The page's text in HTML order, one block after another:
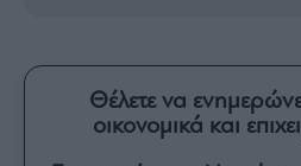
Θέλετε να
οικονομικά και